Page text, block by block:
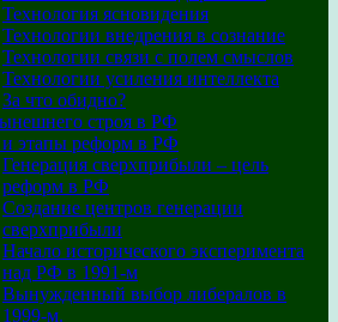
Технология ясновидения
Технологии внедрения в сознание
Технологии связи с полем смыслов
Технологии усиления интеллекта
За что обидно?
строя в РФ
этапы реформ в РФ
Генерация сверхприбыли – цель
реформ в РФ
Создание центров генерации
сверхприбыли
Начало исторического эксперимента
над РФ в 1991-м
Вынужденный выбор либералов в
1999-м.